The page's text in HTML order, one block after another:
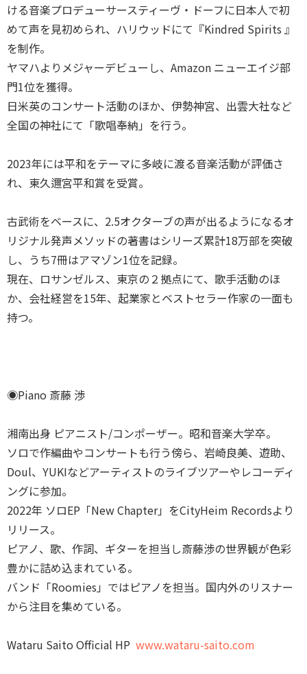
ける音楽プロデューサースティーヴ・ドーフに日本人で初
めて声を見初められ、ハリウッドにて『Kindred Spirits 』
を制作。
ヤマハよりメジャーデビューし、Amazon ニューエイジ部
門1位を獲得。
日米英のコンサート活動のほか、伊勢神宮、出雲大社など
全国の神社にて「歌唱奉納」を行う。
2023年には平和をテーマに多岐に渡る音楽活動が評価さ
れ、東久邇宮平和賞を受賞。
古武術をベースに、2.5オクターブの声が出るようになるオ
リジナル発声メソッドの著書はシリーズ累計18万部を突破
し、うち7冊はアマゾン1位を記録。
現在、ロサンゼルス、東京の２拠点にて、歌手活動のほ
か、会社経営を15年、起業家とベストセラー作家の一面も
持つ。
◉Piano 斎藤 渉
湘南出身 ピアニスト/コンポーザー。昭和音楽大学卒。
ソロで作編曲やコンサートも行う傍ら、岩崎良美、遊助、
Doul、YUKIなどアーティストのライブツアーやレコーディ
ングに参加。
2022年 ソロEP「New Chapter」をCityHeim Recordsより
リリース。
ピアノ、歌、作詞、ギターを担当し斎藤渉の世界観が色彩
豊かに詰め込まれている。
バンド「Roomies」ではピアノを担当。国内外のリスナー
から注目を集めている。
Wataru Saito Official HP www.wataru-saito.com